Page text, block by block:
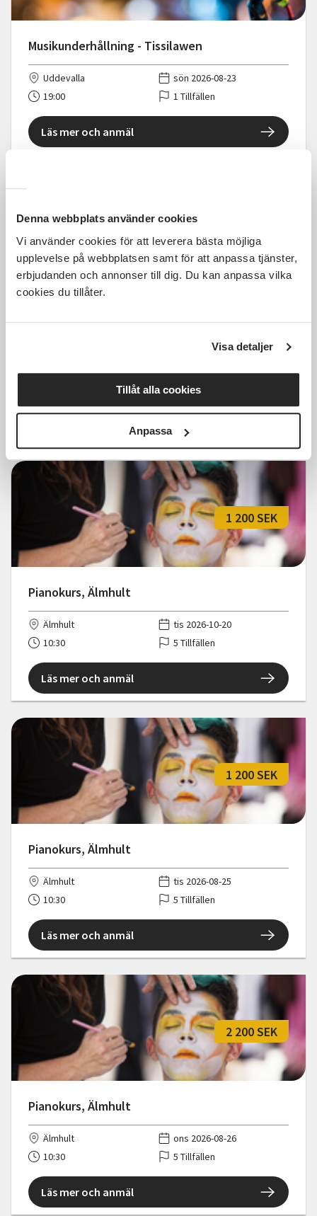
Denna webbplats använder cookies
Vi använder cookies för att leverera bästa möjliga
upplevelse på webbplatsen samt för att anpassa tjänster,
erbjudanden och annonser till dig. Du kan anpassa vilka
cookies du tillåter.
Visa detaljer
Tillåt alla cookies
Anpassa
Musikunderhållning - Tissilawen
Uddevalla
sön 2026-08-23
19:00
1 Tillfällen
Läs mer och anmäl
resa med Åsa Fång mfl (Aktiva
1 Tillfällen
Pianokurs, Älmhult
1 200 SEK
Älmhult
tis 2026-10-20
10:30
5 Tillfällen
Läs mer och anmäl
Pianokurs, Älmhult
1 200 SEK
Älmhult
tis 2026-08-25
10:30
5 Tillfällen
Läs mer och anmäl
Pianokurs, Älmhult
2 200 SEK
Älmhult
ons 2026-08-26
10:30
5 Tillfällen
Läs mer och anmäl